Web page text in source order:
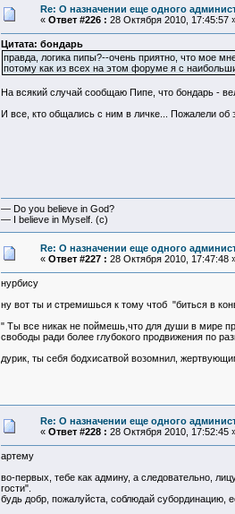
Re: О назначении еще одного
« Ответ #226 : 28 Октября 2010, 17:45:57
Цитата: бондарь
правда, логика пипы?--очень приятно, что мое
потому как из всех на этом форуме я с
На всякий случай сообщаю Пипе, что бондарь -
И все, кто общались с ним в личке... Пожалели об
— Do you believe in God?
— I believe in Myself. (c)
Re: О назначении еще одного
« Ответ #227 : 28 Октября 2010, 17:47:48
нурбису
ну вот ты и стремишься к тому чтоб "биться в
" Ты все никак не поймешь,что для души в мире
свободы ради более глубокого продвижения по
дурик, ты себя бодхисатвой возомнил,
Re: О назначении еще одного
« Ответ #228 : 28 Октября 2010, 17:52:45
артему
во-первых, тебе как админу, а следовательно,
гости".
будь добр, пожалуйста, соблюдай субординацию,